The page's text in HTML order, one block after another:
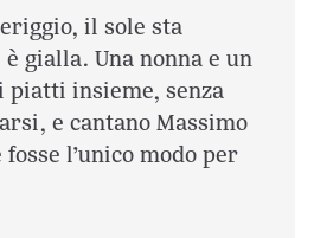
il sole sta
gialla. Una nonna e un
piatti insieme, senza
e cantano Massimo
l’unico modo per